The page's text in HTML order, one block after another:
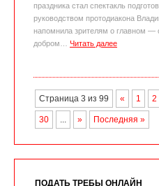
праздника стал спектакль
руководством протодиакона
напомнила зрителям о главном —
добром… Читать далее
Страница 3 из 99 « 1 2
30 ... » Последняя »
ПОДАТЬ ТРЕБЫ ОНЛАЙН